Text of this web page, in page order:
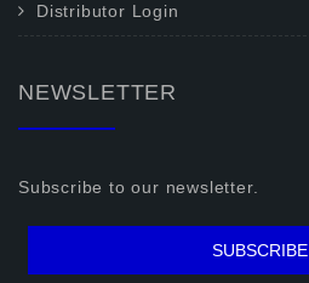
Distributor Login
NEWSLETTER
Subscribe to our newsletter.
SUBSCRIBE